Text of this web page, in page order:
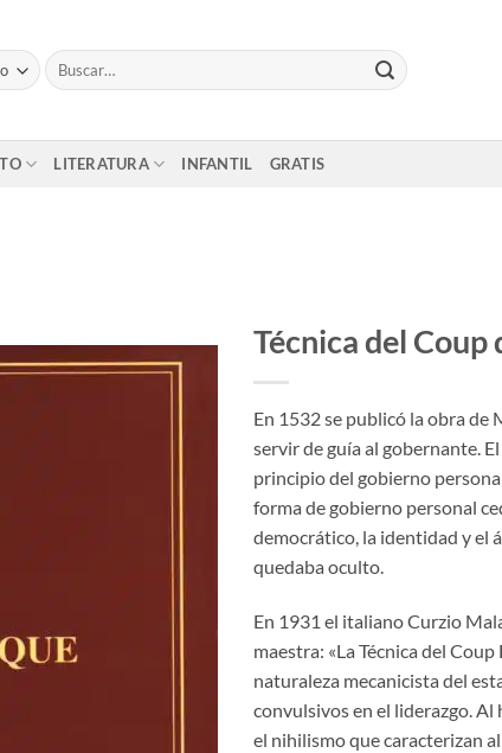
Buscar
por:
LITERATURA INFANTIL GRATIS
Técnica del Coup
En 1532 se publicó la obra de
servir de guía al gobernante.
principio del gobierno
forma de gobierno personal
democrático, la identidad y el
quedaba oculto.
En 1931 el italiano Curzio
maestra: «La Técnica del
naturaleza mecanicista del
convulsivos en el liderazgo.
el nihilismo que caracterizan